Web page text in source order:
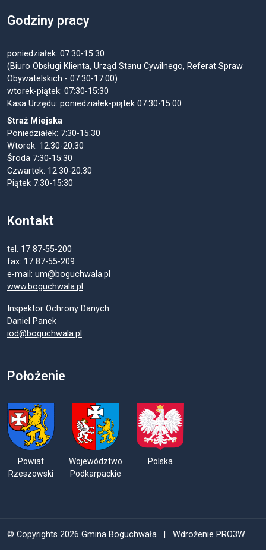
Godziny pracy
poniedziałek: 07:30-15:30
(Biuro Obsługi Klienta, Urząd Stanu Cywilnego, Referat Spraw
Obywatelskich - 07:30-17:00)
wtorek-piątek: 07:30-15:30
Kasa Urzędu: poniedziałek-piątek 07:30-15:00
Straż Miejska
Poniedziałek: 7:30-15:30
Wtorek: 12:30-20:30
Środa 7:30-15:30
Czwartek: 12:30-20:30
Piątek 7:30-15:30
Kontakt
tel. 17 87-55-200
fax: 17 87-55-209
e-mail: um@boguchwala.pl
www.boguchwala.pl
Inspektor Ochrony Danych
Daniel Panek
iod@boguchwala.pl
Położenie
Powiat
Rzeszowski
Województwo
Podkarpackie
Polska
© Copyrights 2026 Gmina Boguchwała | Wdrożenie PRO3W